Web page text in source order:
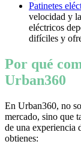
Patinetes
velocidad y
eléctricos
difíciles y
Por qué
Urban360
En Urban360, no
mercado, sino que
de una experiencia
obtienes: